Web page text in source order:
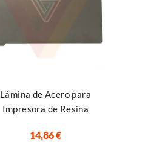
Lámina de Acero para
Impresora de Resina
14,86€